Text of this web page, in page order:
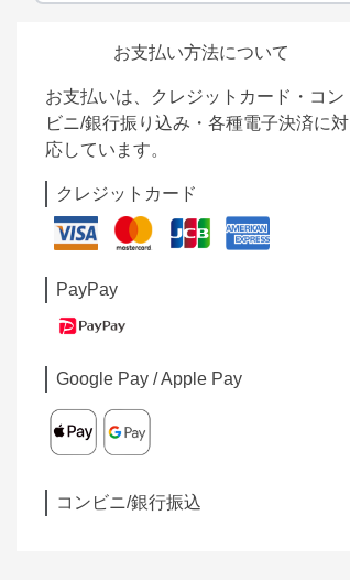
お支払い方法について
お支払いは、クレジットカード・コン
ビニ/銀行振り込み・各種電子決済に対
応しています。
クレジットカード
PayPay
Google Pay / Apple Pay
コンビニ/銀行振込